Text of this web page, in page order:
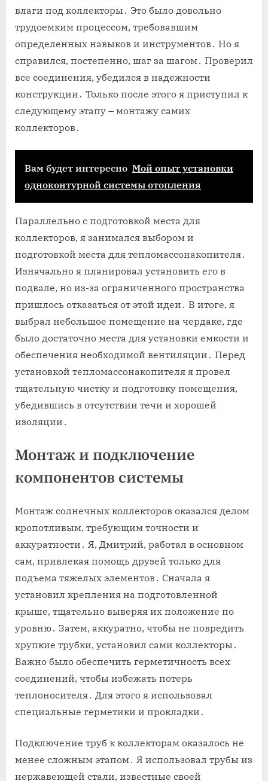
влаги под коллекторы․ Это было довольно
трудоемким процессом, требовавшим
определенных навыков и инструментов․ Но я
справился, постепенно, шаг за шагом․ Проверил
все соединения, убедился в надежности
конструкции․ Только после этого я приступил к
следующему этапу – монтажу самих
коллекторов․
Вам будет интересно Мой опыт установки
одноконтурной системы отопления
Параллельно с подготовкой места для
коллекторов, я занимался выбором и
подготовкой места для тепломассонакопителя․
Изначально я планировал установить его в
подвале, но из-за ограниченного пространства
пришлось отказаться от этой идеи․ В итоге, я
выбрал небольшое помещение на чердаке, где
было достаточно места для установки емкости и
обеспечения необходимой вентиляции․ Перед
установкой тепломассонакопителя я провел
тщательную чистку и подготовку помещения,
убедившись в отсутствии течи и хорошей
изоляции․
Монтаж и подключение
компонентов системы
Монтаж солнечных коллекторов оказался делом
кропотливым, требующим точности и
аккуратности․ Я, Дмитрий, работал в основном
сам, привлекая помощь друзей только для
подъема тяжелых элементов․ Сначала я
установил крепления на подготовленной
крыше, тщательно выверяя их положение по
уровню․ Затем, аккуратно, чтобы не повредить
хрупкие трубки, установил сами коллекторы․
Важно было обеспечить герметичность всех
соединений, чтобы избежать потерь
теплоносителя․ Для этого я использовал
специальные герметики и прокладки․
Подключение труб к коллекторам оказалось не
менее сложным этапом․ Я использовал трубы из
нержавеющей стали, известные своей